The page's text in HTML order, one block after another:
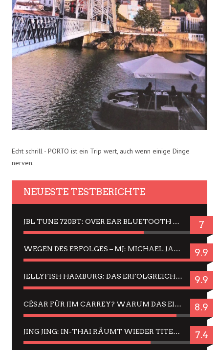
Echt schrill - PORTO ist ein Trip wert, auch wenn einige Dinge
nerven.
NEUESTE TESTBERICHTE
JBL TUNE 720BT: OVER EAR BLUETOOTH KOPFHÖRER UM DIE 50,-€ IM DAUER-TEST 7
WEGEN DES ERFOLGES – MJ: MICHAEL JACKSON MUSICAL IN EINER MATINEE SEHEN 9.9
JELLYFISH HAMBURG: DAS ERFOLGREICHE SOMMER-MENÜ 2025 IN GEFÜHLEN UND BILDERN 9.9
CÉSAR FÜR JIM CARREY? WARUM DAS EINER DER NERVIGSTEN ACTORS IST UND BLEIBT 8.9
JING JING: IN-THAI RÄUMT WIEDER TITEL AB – EIN ZWEI-STUNDEN-ERLEBNISBERICHT 7.4